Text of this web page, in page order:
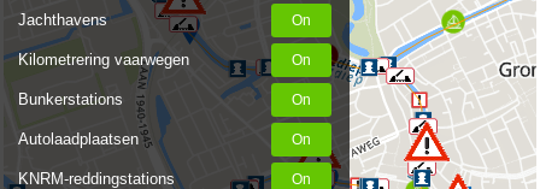
Jachthavens
Kilometrering vaarwegen
Bunkerstations
Autolaadplaatsen
KNRM-reddingstations